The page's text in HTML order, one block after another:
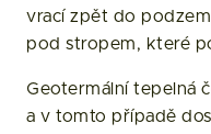
vrací zpět do
pod stropem, které
Geotermální tepelná
a v tomto případě